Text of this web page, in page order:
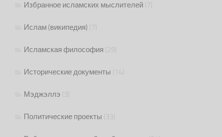
Избранное исламских мыслителей (7)
Ислам (википедия) (7)
Исламская философия (29)
Исторические документы (14)
Мэджэллэ (3)
Политические проекты (33)